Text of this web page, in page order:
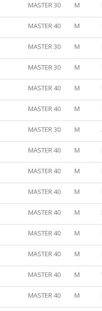
MASTER 30 M
MASTER 40 M
MASTER 30 M
MASTER 30 M
MASTER 40 M
MASTER 40 M
MASTER 30 M
MASTER 40 M
MASTER 40 M
MASTER 40 M
MASTER 40 M
MASTER 40 M
MASTER 40 M
MASTER 40 M
MASTER 40 M